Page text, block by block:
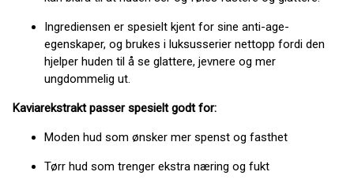
Ingrediensen er spesielt kjent for sine anti-age-
egenskaper, og brukes i luksusserier nettopp fordi den
hjelper huden til å se glattere, jevnere og mer
ungdommelig ut.
Kaviarekstrakt passer spesielt godt for:
Moden hud som ønsker mer spenst og fasthet
Tørr hud som trenger ekstra næring og fukt